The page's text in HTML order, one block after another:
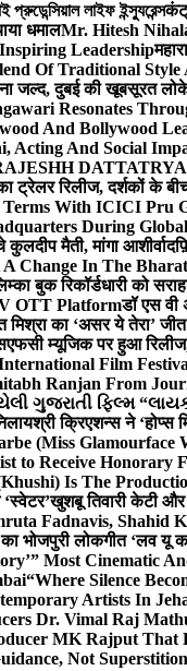
লাইফ ইন্স্যুরেন্স
धमालMr. Hitesh
Leadership
Of Traditional
जल्द, दुबई की खूबसूरत
Resonates
And Bollywood
Acting And Social
DATTATRYA
ट्रेलर रिलीज, दर्शकों के
With ICICI Pru
During
कुलदीप मैती, मांगा आशीर्वाद
Change In The
बुक रिकॉर्डधारी को
OTT Platformडॉ एस वी
का ‘असर ये तेरा’ जीत
एसएफसी म्यूजिक पर हुआ
Film
Ranjan From
ગુજરાતી ફિલ્મ
क्रिएशन्स ने ‘होप्स
(Miss Glamourface
to Receive
Is The
खुशबू तिवारी केटी और
Fadnavis, Shahid
का भोजपुरी लोकगीत ‘लव यू
Most Cinematic
“Where Silence
Artists In
Dr. Vimal Raj
MK Rajput
Not